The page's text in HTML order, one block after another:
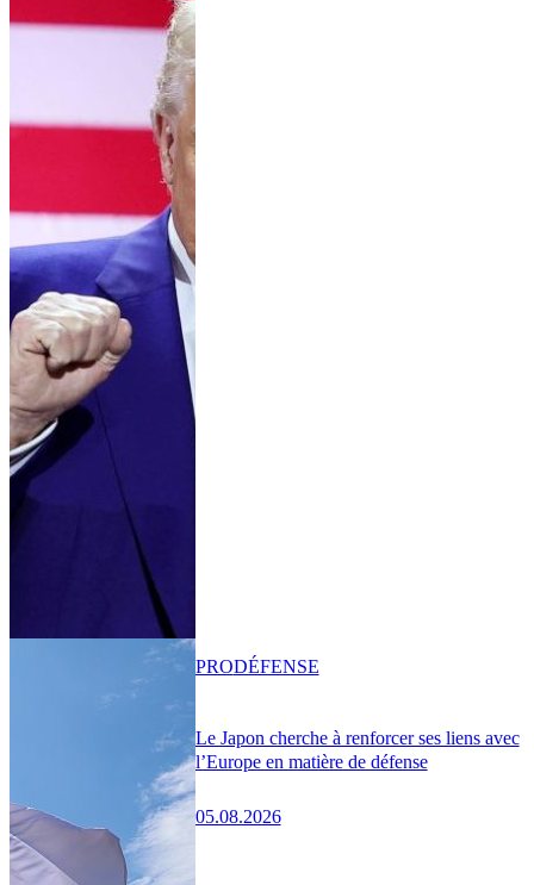
Le Japon cherche à renforcer ses liens avec
l’Europe en matière de défense
05.08.2026
PRODÉFENSE